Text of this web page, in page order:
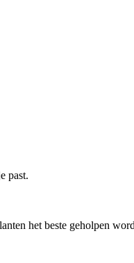
past.
het beste geholpen